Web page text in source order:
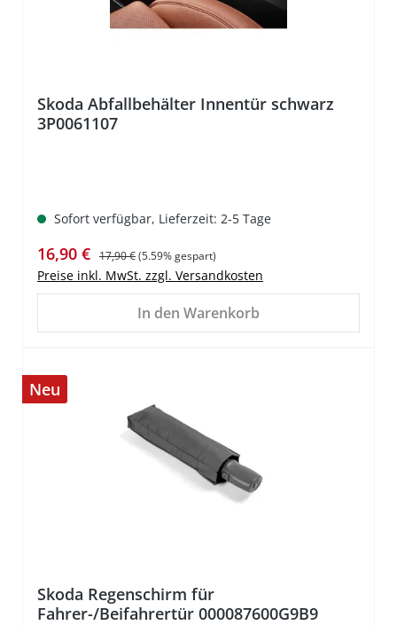
Skoda Abfallbehälter Innentür schwarz
3P0061107
Sofort verfügbar, Lieferzeit: 2-5 Tage
Verkaufspreis:
16,90 € Regulärer Preis:
17,90 €(5.59% gespart)
Preise inkl. MwSt. zzgl. Versandkosten
In den Warenkorb
Neu
Skoda Regenschirm für
Fahrer-/Beifahrertür 000087600G9B9